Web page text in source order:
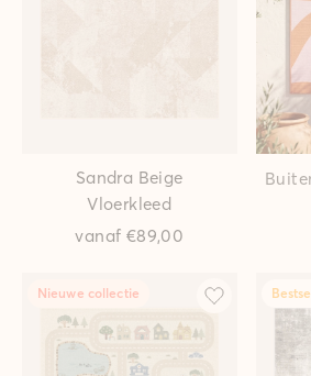
Sandra Beige
Vloerkleed
vanaf €89,00
Nieuwe collectie